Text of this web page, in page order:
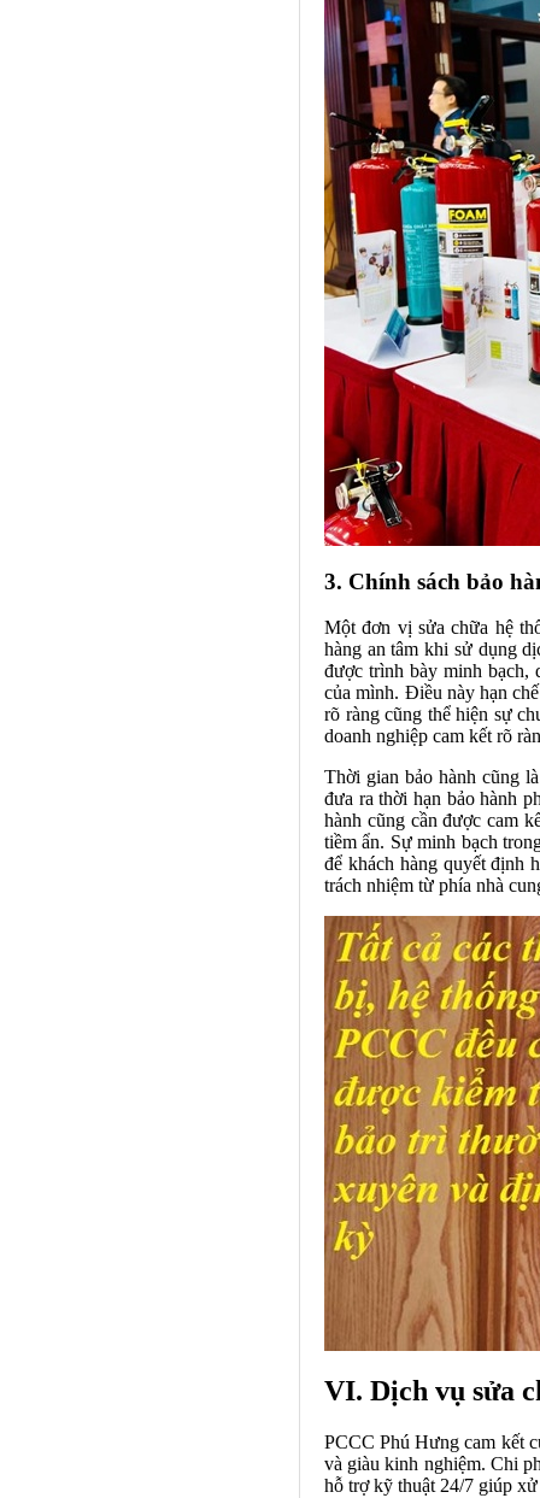
3. Chính sách bảo
Một đơn vị sửa chữa hệ
hàng an tâm khi sử dụng
được trình bày minh bạch,
của mình. Điều này hạn
rõ ràng cũng thể hiện sự
doanh nghiệp cam kết rõ
Thời gian bảo hành cũng
đưa ra thời hạn bảo hành
hành cũng cần được cam
tiềm ẩn. Sự minh bạch
để khách hàng quyết định
trách nhiệm từ phía nhà
VI. Dịch vụ sửa
PCCC Phú Hưng cam kết
và giàu kinh nghiệm. Chi
hỗ trợ kỹ thuật 24/7 giúp